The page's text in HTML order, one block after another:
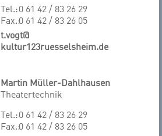
Tel.:0 61 42 / 83 26 29
Fax.:0 61 42 / 83 26 05
t.vogt@
kultur123ruesselsheim.de
Martin Müller-Dahlhausen
Theatertechnik
Tel.:0 61 42 / 83 26 29
Fax.:0 61 42 / 83 26 05